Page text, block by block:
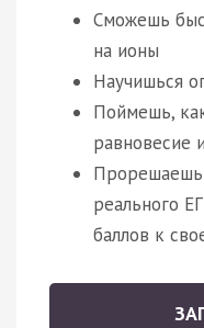
Сможешь
на ионы
Научишься
Поймешь,
равновесие
Прорешаешь
реального
баллов к